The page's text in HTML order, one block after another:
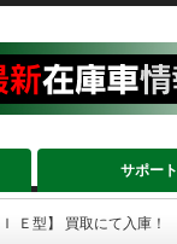
サポート
Ｅ型】 買取にて入庫！